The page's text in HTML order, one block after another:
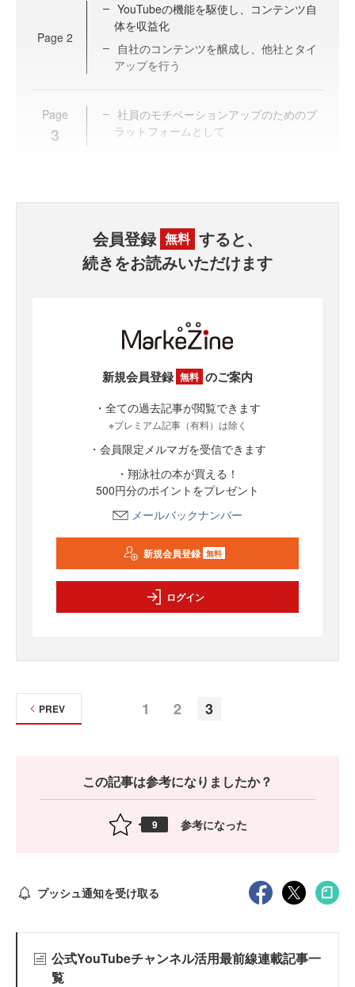
Page 2
YouTubeの機能を駆使し、コンテンツ自
体を収益化
自社のコンテンツを醸成し、他社とタイ
アップを行う
Page
3
社員のモチベーションアップのためのプ
ラットフォームとして
会員登録 無料 すると、
続きをお読みいただけます
新規会員登録 無料 のご案内
・全ての過去記事が閲覧できます
※プレミアム記事（有料）は除く
・会員限定メルマガを受信できます
・翔泳社の本が買える！
500円分のポイントをプレゼント
メールバックナンバー
新規会員登録 無料
ログイン
1 2 3
PREV
この記事は参考になりましたか？
9 参考になった
プッシュ通知を受け取る
公式YouTubeチャンネル活用最前線連載記事一
覧